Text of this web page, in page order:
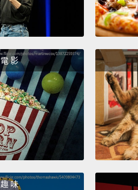
電 影
趣 味